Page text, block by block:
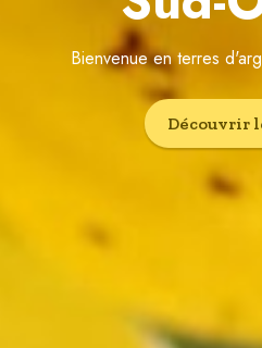
Bienvenue en terres
Découvrir